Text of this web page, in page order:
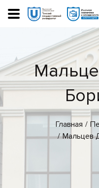
Главная
Мальцев